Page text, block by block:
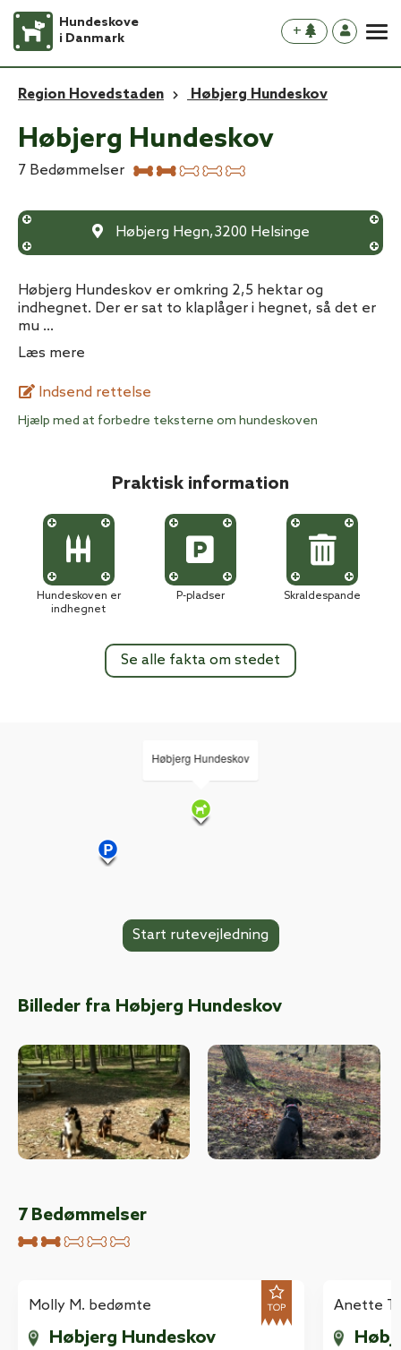
Hundeskove
i Danmark
+
Region Hovedstaden Høbjerg Hundeskov
Høbjerg Hundeskov
7 Bedømmelser
Høbjerg Hegn,3200 Helsinge
Høbjerg Hundeskov er omkring 2,5 hektar og
indhegnet. Der er sat to klaplåger i hegnet, så det er
mu ...
Læs mere
Indsend rettelse
Hjælp med at forbedre teksterne om hundeskoven
Praktisk information
Hundeskoven er
indhegnet
P-pladser Skraldespande
Se alle fakta om stedet
Høbjerg Hundeskov
Billeder fra Høbjerg Hundeskov
7 Bedømmelser
Molly M. bedømte
Høbjerg Hundeskov
Anette